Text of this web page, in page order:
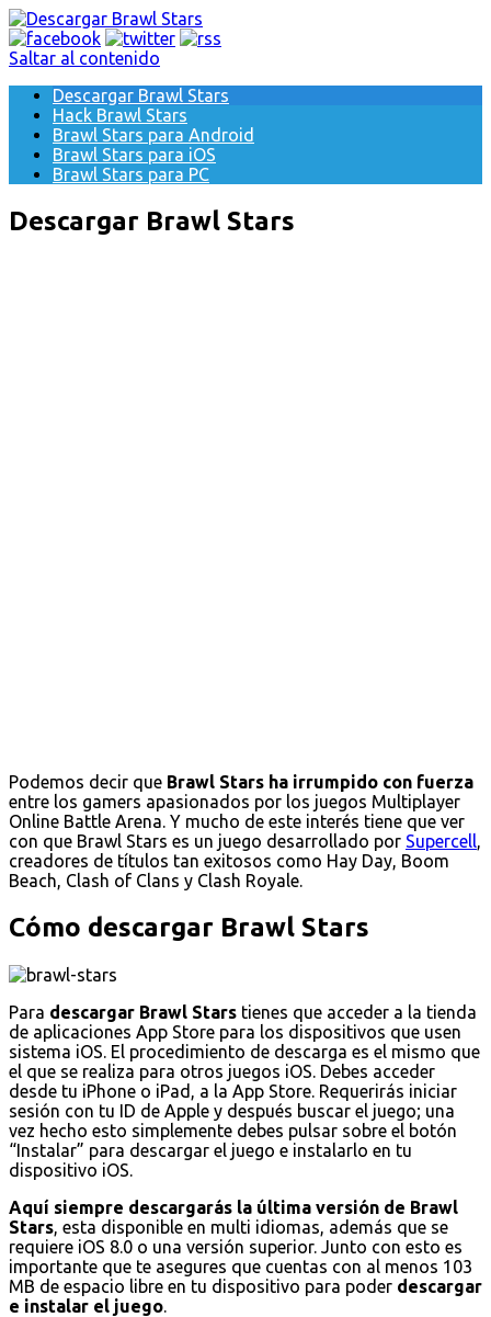
Saltar al contenido
Descargar Brawl Stars
Hack Brawl Stars
Brawl Stars para Android
Brawl Stars para iOS
Brawl Stars para PC
Descargar Brawl Stars
Podemos decir que Brawl Stars ha irrumpido con fuerza
entre los gamers apasionados por los juegos Multiplayer
Online Battle Arena. Y mucho de este interés tiene que ver
con que Brawl Stars es un juego desarrollado por Supercell,
creadores de títulos tan exitosos como Hay Day, Boom
Beach, Clash of Clans y Clash Royale.
Cómo descargar Brawl Stars
Para descargar Brawl Stars tienes que acceder a la tienda
de aplicaciones App Store para los dispositivos que usen
sistema iOS. El procedimiento de descarga es el mismo que
el que se realiza para otros juegos iOS. Debes acceder
desde tu iPhone o iPad, a la App Store. Requerirás iniciar
sesión con tu ID de Apple y después buscar el juego; una
vez hecho esto simplemente debes pulsar sobre el botón
“Instalar” para descargar el juego e instalarlo en tu
dispositivo iOS.
Aquí siempre descargarás la última versión de Brawl
Stars, esta disponible en multi idiomas, además que se
requiere iOS 8.0 o una versión superior. Junto con esto es
importante que te asegures que cuentas con al menos 103
MB de espacio libre en tu dispositivo para poder descargar
e instalar el juego.